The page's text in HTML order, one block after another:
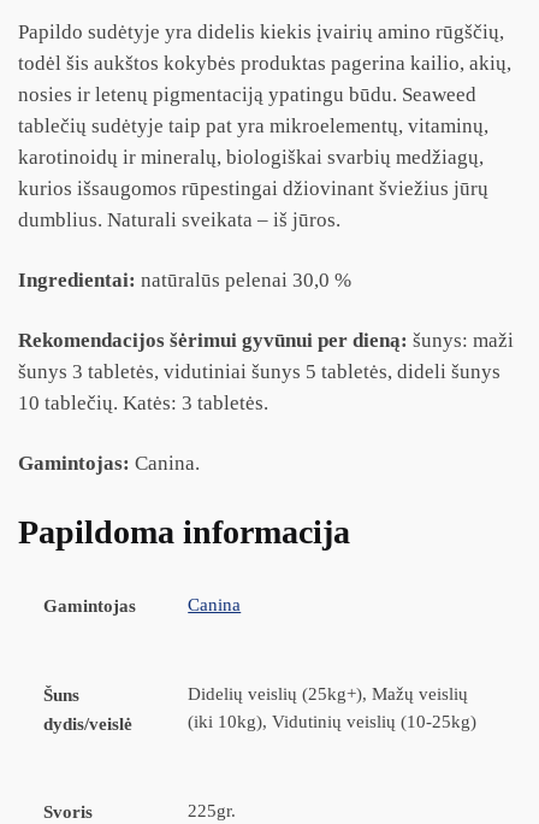
Papildo sudėtyje yra didelis kiekis įvairių amino rūgščių,
todėl šis aukštos kokybės produktas pagerina kailio, akių,
nosies ir letenų pigmentaciją ypatingu būdu. Seaweed
tablečių sudėtyje taip pat yra mikroelementų, vitaminų,
karotinoidų ir mineralų, biologiškai svarbių medžiagų,
kurios išsaugomos rūpestingai džiovinant šviežius jūrų
dumblius. Naturali sveikata – iš jūros.
Ingredientai: natūralūs pelenai 30,0 %
Rekomendacijos šėrimui gyvūnui per dieną: šunys: maži
šunys 3 tabletės, vidutiniai šunys 5 tabletės, dideli šunys
10 tablečių. Katės: 3 tabletės.
Gamintojas: Canina.
Papildoma informacija
Gamintojas Canina
Šuns
dydis/veislė
Didelių veislių (25kg+), Mažų veislių
(iki 10kg), Vidutinių veislių (10-25kg)
Svoris 225gr.